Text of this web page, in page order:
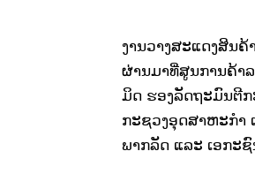
ງານ​ວາງ­ສະ­ແດງ​ສິນ­
ຜ່ານ​ມາທີ່​ສູນ​ການ​ຄ້າ​
ມິດ ຮອງ​ລັດ­ຖະ­ມົນ­ຕີ​
ກະຊວງ​ອຸດ­ສາ­ຫະ­ກຳ
ພາກ​ລັດ ແລະ ເອ­ກະ​